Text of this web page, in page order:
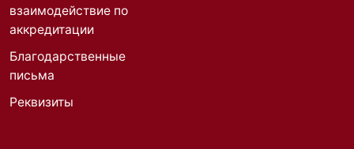
взаимодействие по
аккредитации
Благодарственные
письма
Реквизиты